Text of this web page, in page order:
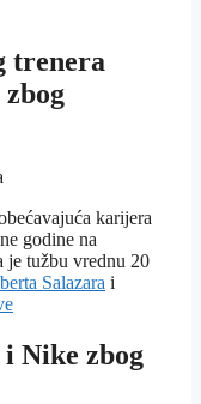
trenera
karijera
godine na
je tužbu vrednu 20
Salazara i
Nike zbog